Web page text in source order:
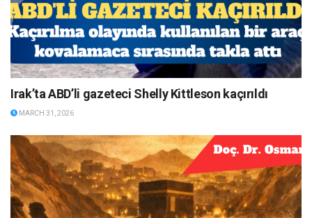
Irak’ta ABD’li gazeteci Shelly Kittleson kaçırıldı
MARCH 31, 2026